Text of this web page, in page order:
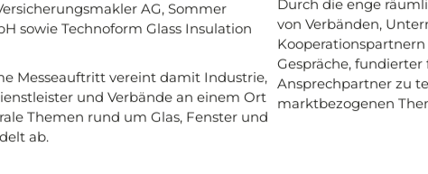
AG, Sommer
sowie Technoform Glass Insulation
Messeauftritt vereint damit Industrie,
und Verbände an einem Ort
Themen rund um Glas, Fenster und
ab.
Durch die enge
von Verbänden,
Gespräche,
Ansprechpartner zu
marktbezogenen